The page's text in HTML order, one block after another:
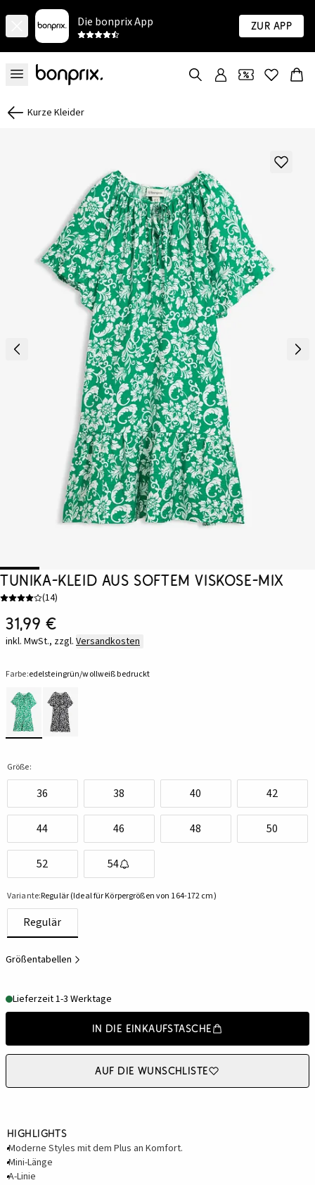
Die bonprix App Zur App
Kurze Kleider
Tunika-Kleid aus softem Viskose-Mix
(14)
31,99 €
inkl. MwSt., zzgl. Versandkosten
Farbe:edelsteingrün/wollweiß bedruckt
Größe:
36 38 40 42
44 46 48 50
52 54
Variante:Regulär (Ideal für Körpergrößen von 164-172 cm)
Regulär
Größentabellen
Lieferzeit 1-3 Werktage
In die Einkaufstasche
Auf die Wunschliste
Highlights
Moderne Styles mit dem Plus an Komfort.
Mini-Länge
A-Linie